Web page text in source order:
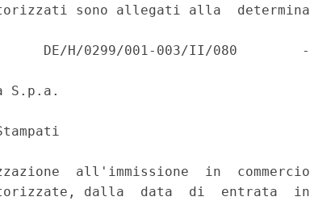
sono allegati alla  determina
DE/H/0299/001-003/II/080        -
S.p.a.
all'immissione  in  commercio
dalla  data  di  entrata  in